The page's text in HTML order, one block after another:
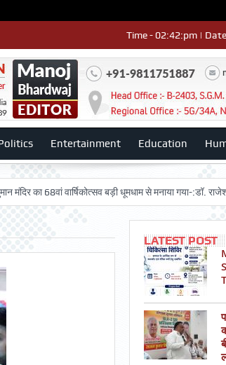
Time - 02:42:pm |
Entertainment Education
वार्षिकोत्सव बड़ी धूमधाम से मनाया गया-:डॉ. राजेश भाटिया
LATEST POST